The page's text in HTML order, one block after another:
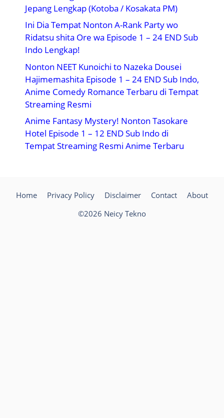
Jepang Lengkap (Kotoba / Kosakata PM)
Ini Dia Tempat Nonton A-Rank Party wo
Ridatsu shita Ore wa Episode 1 – 24 END Sub
Indo Lengkap!
Nonton NEET Kunoichi to Nazeka Dousei
Hajimemashita Episode 1 – 24 END Sub Indo,
Anime Comedy Romance Terbaru di Tempat
Streaming Resmi
Anime Fantasy Mystery! Nonton Tasokare
Hotel Episode 1 – 12 END Sub Indo di
Tempat Streaming Resmi Anime Terbaru
Home Privacy Policy Disclaimer Contact
About
©2026 Neicy Tekno